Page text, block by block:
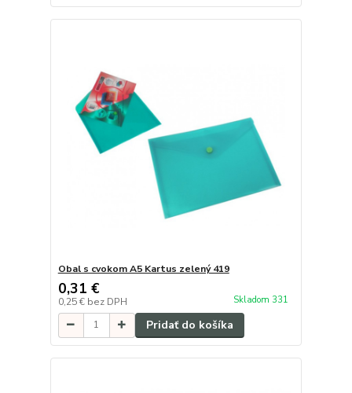
Obal s cvokom A5 Kartus zelený 419
0,31 €
0,25 € bez DPH Skladom 331
Pridať do košíka